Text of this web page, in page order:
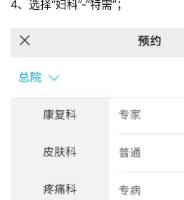
4、选择“妇科”-“特需”；